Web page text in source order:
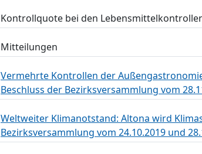
Kontrollquote bei den
Mitteilungen
Vermehrte Kontrollen der
Beschluss der Bezirksversammlung vom
Weltweiter Klimanotstand: Altona wird
Bezirksversammlung vom 24.10.2019 und